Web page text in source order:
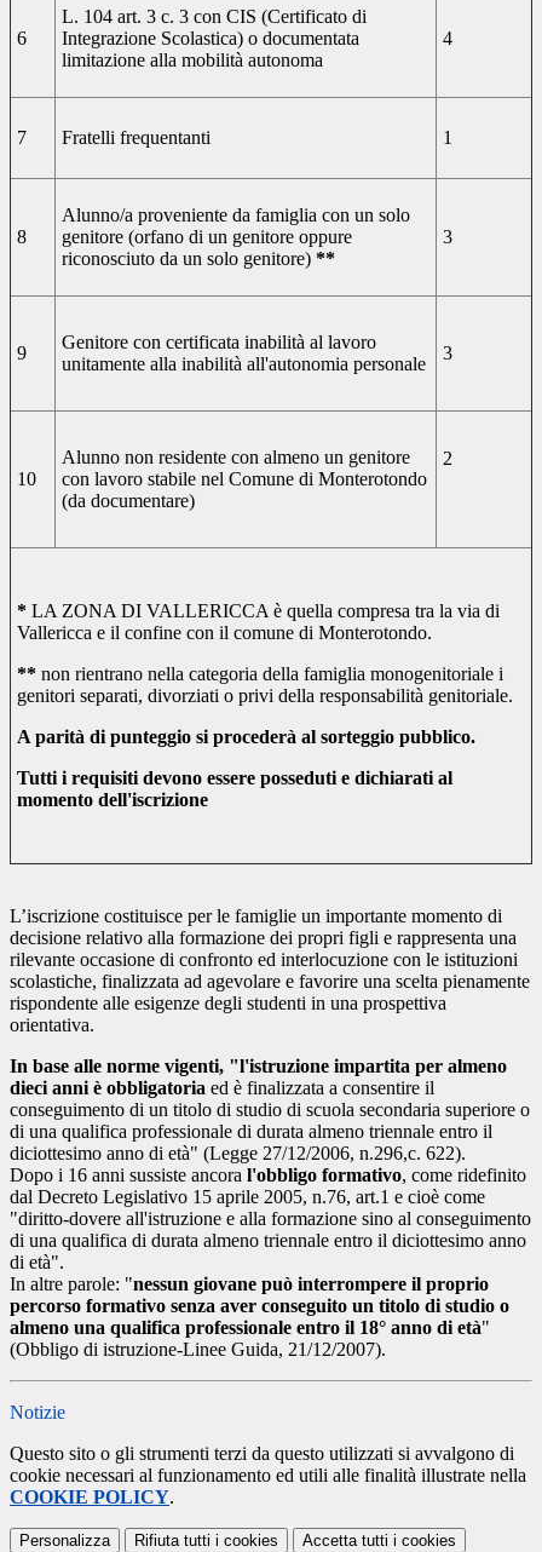
6
L. 104 art. 3 c. 3 con CIS (Certificato di
Integrazione Scolastica) o documentata
limitazione alla mobilità autonoma
4
7 Fratelli frequentanti 1
8
Alunno/a proveniente da famiglia con un solo
genitore (orfano di un genitore oppure
riconosciuto da un solo genitore) **
3
9
Genitore con certificata inabilità al lavoro
unitamente alla inabilità all'autonomia personale
3
10
Alunno non residente con almeno un genitore
con lavoro stabile nel Comune di Monterotondo
(da documentare)
2
* LA ZONA DI VALLERICCA è quella compresa tra la via di
Vallericca e il confine con il comune di Monterotondo.
** non rientrano nella categoria della famiglia monogenitoriale i
genitori separati, divorziati o privi della responsabilità genitoriale.
A parità di punteggio si procederà al sorteggio pubblico.
Tutti i requisiti devono essere posseduti e dichiarati al
momento dell'iscrizione
L’iscrizione costituisce per le famiglie un importante momento di
decisione relativo alla formazione dei propri figli e rappresenta una
rilevante occasione di confronto ed interlocuzione con le istituzioni
scolastiche, finalizzata ad agevolare e favorire una scelta pienamente
rispondente alle esigenze degli studenti in una prospettiva
orientativa.
In base alle norme vigenti, "l'istruzione impartita per almeno
dieci anni è obbligatoria ed è finalizzata a consentire il
conseguimento di un titolo di studio di scuola secondaria superiore o
di una qualifica professionale di durata almeno triennale entro il
diciottesimo anno di età" (Legge 27/12/2006, n.296,c. 622).
Dopo i 16 anni sussiste ancora l'obbligo formativo, come ridefinito
dal Decreto Legislativo 15 aprile 2005, n.76, art.1 e cioè come
"diritto-dovere all'istruzione e alla formazione sino al conseguimento
di una qualifica di durata almeno triennale entro il diciottesimo anno
di età".
In altre parole: "nessun giovane può interrompere il proprio
percorso formativo senza aver conseguito un titolo di studio o
almeno una qualifica professionale entro il 18° anno di età"
(Obbligo di istruzione-Linee Guida, 21/12/2007).
Notizie
Questo sito o gli strumenti terzi da questo utilizzati si avvalgono di
cookie necessari al funzionamento ed utili alle finalità illustrate nella
COOKIE POLICY.
Personalizza Rifiuta tutti i cookies Accetta tutti i cookies